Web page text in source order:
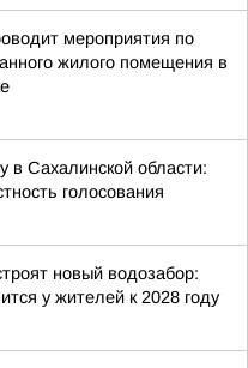
мероприятия по
жилого помещения в
в Сахалинской области:
голосования
новый водозабор:
у жителей к 2028 году